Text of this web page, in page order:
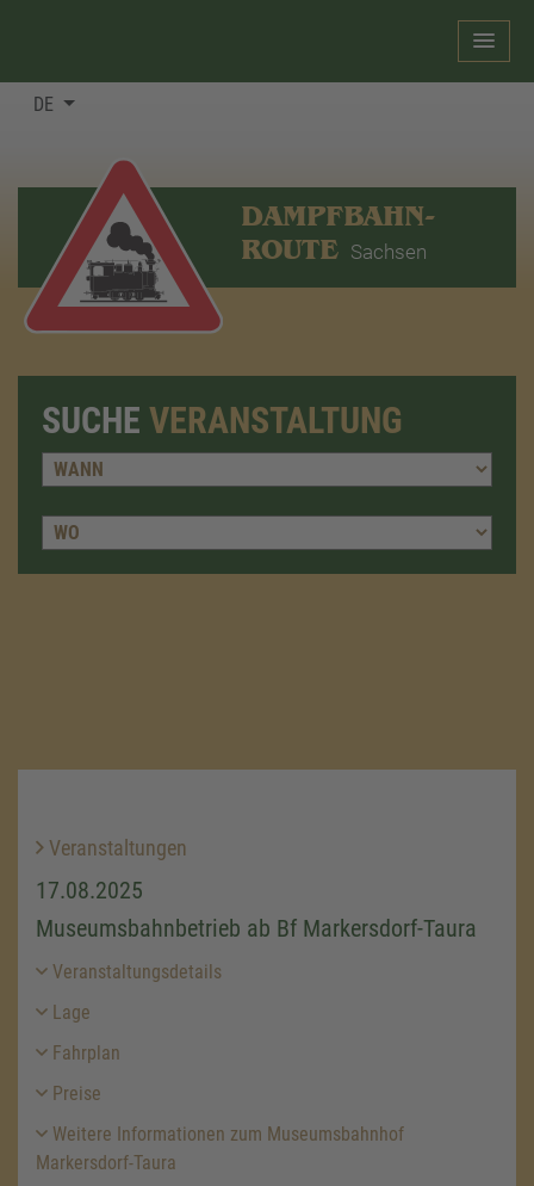
DE
DAMPFBAHN-
ROUTE Sachsen
SUCHE VERANSTALTUNG
Veranstaltungen
17.08.2025
Museumsbahnbetrieb ab Bf Markersdorf-Taura
Veranstaltungsdetails
Lage
Fahrplan
Preise
Weitere Informationen zum Museumsbahnhof
Markersdorf-Taura